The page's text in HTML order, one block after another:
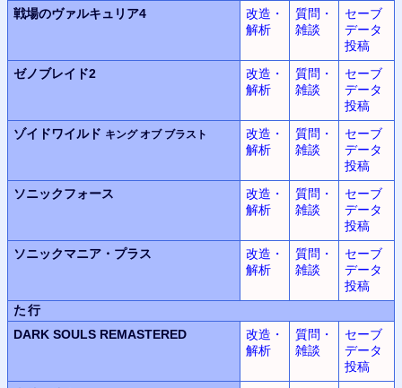
戦場のヴァルキュリア4
改造・
解析
質問・
雑談
セーブ
データ
投稿
ゼノブレイド2
改造・
解析
質問・
雑談
セーブ
データ
投稿
ゾイドワイルド キング オブ ブラスト
改造・
解析
質問・
雑談
セーブ
データ
投稿
ソニックフォース
改造・
解析
質問・
雑談
セーブ
データ
投稿
ソニックマニア・プラス
改造・
解析
質問・
雑談
セーブ
データ
投稿
た行
DARK SOULS REMASTERED
改造・
解析
質問・
雑談
セーブ
データ
投稿